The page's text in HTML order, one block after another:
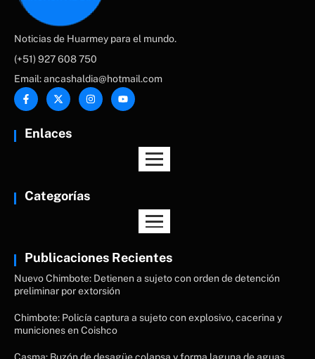
Noticias de Huarmey para el mundo.
(+51) 927 608 750
Email: ancashaldia@hotmail.com
Enlaces
Categorías
Publicaciones Recientes
Nuevo Chimbote: Detienen a sujeto con orden de detención
preliminar por extorsión
Chimbote: Policía captura a sujeto con explosivo, cacerina y
municiones en Coishco